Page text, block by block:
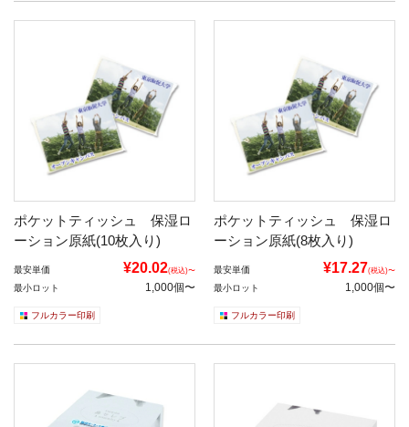
ポケットティッシュ 保湿ロ
ーション原紙(10枚入り)
最安単価 ¥20.02(税込)〜
最小ロット 1,000個〜
フルカラー印刷
ポケットティッシュ 保湿ロ
ーション原紙(8枚入り)
最安単価 ¥17.27(税込)〜
最小ロット 1,000個〜
フルカラー印刷